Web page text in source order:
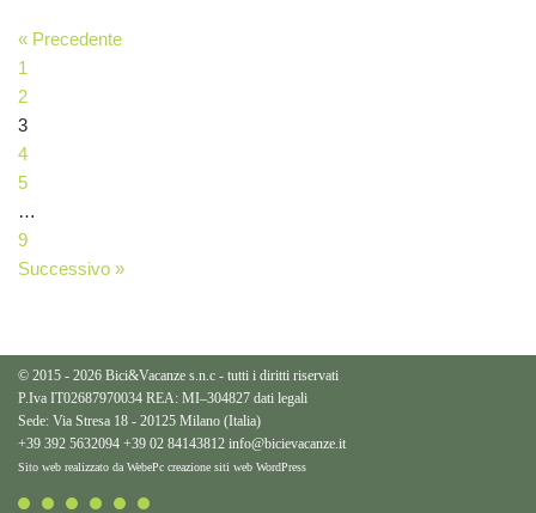
« Precedente
1
2
3
4
5
…
9
Successivo »
© 2015 - 2026 Bici&Vacanze s.n.c - tutti i diritti riservati
P.Iva IT02687970034 REA: MI–304827 dati legali
Sede: Via Stresa 18 - 20125 Milano (Italia)
+39 392 5632094 +39 02 84143812 info@bicievacanze.it
Sito web realizzato da WebePc creazione siti web WordPress